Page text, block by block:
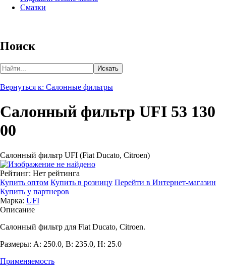
Смазки
Поиск
Вернуться к: Салонные фильтры
Салонный фильтр UFI 53 130
00
Салонный фильтр UFI (Fiat Ducato, Citroen)
Рейтинг: Нет рейтинга
Купить оптом Купить в розницу Перейти в Интернет-магазин
Купить у партнеров
Марка: UFI
Описание
Салонный фильтр для Fiat Ducato, Citroen.
Размеры: A: 250.0, B: 235.0, H: 25.0
Применяемость